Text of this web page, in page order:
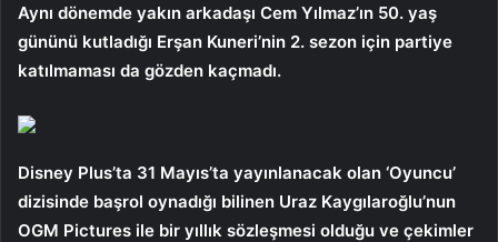
Aynı dönemde yakın arkadaşı Cem Yılmaz’ın 50. yaş
gününü kutladığı Erşan Kuneri’nin 2. sezon için partiye
katılmaması da gözden kaçmadı.
Disney Plus’ta 31 Mayıs’ta yayınlanacak olan ‘Oyuncu’
dizisinde başrol oynadığı bilinen Uraz Kaygılaroğlu’nun
OGM Pictures ile bir yıllık sözleşmesi olduğu ve çekimler